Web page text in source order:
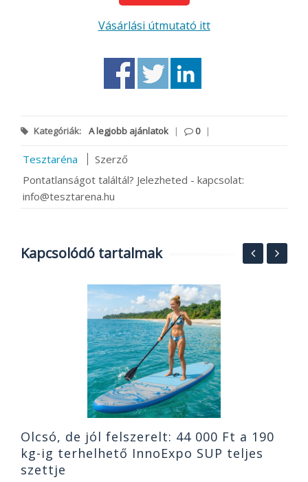
Vásárlási útmutató itt
Kategóriák: A legjobb ajánlatok | 0 |
Tesztaréna
Szerző
Pontatlanságot találtál? Jelezheted - kapcsolat:
info@tesztarena.hu
Kapcsolódó tartalmak
Olcsó, de jól felszerelt: 44 000 Ft a 190
kg-ig terhelhető InnoExpo SUP teljes
szettje